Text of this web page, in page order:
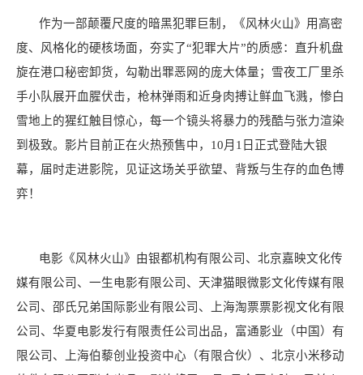
作为一部颠覆尺度的暗黑犯罪巨制，《风林火山》用高密
度、风格化的硬核场面，夯实了“犯罪大片”的质感：直升机盘
旋在港口秘密卸货，勾勒出罪恶网的庞大体量；雪夜工厂里杀
手小队展开血腥伏击，枪林弹雨和近身肉搏让鲜血飞溅，惨白
雪地上的猩红触目惊心，每一个镜头将暴力的残酷与张力渲染
到极致。影片目前正在火热预售中， 10月 1 日正式登陆大银
幕，届时走进影院，见证这场关乎欲望、背叛与生存的血色博
弈！
电影《风林火山》由银都机构有限公司、北京嘉映文化传
媒有限公司、一生电影有限公司、天津猫眼微影文化传媒有限
公司、邵氏兄弟国际影业有限公司、上海淘票票影视文化有限
公司、华夏电影发行有限责任公司出品，富通影业（中国）有
限公司、上海伯藜创业投资中心（有限合伙）、北京小米移动